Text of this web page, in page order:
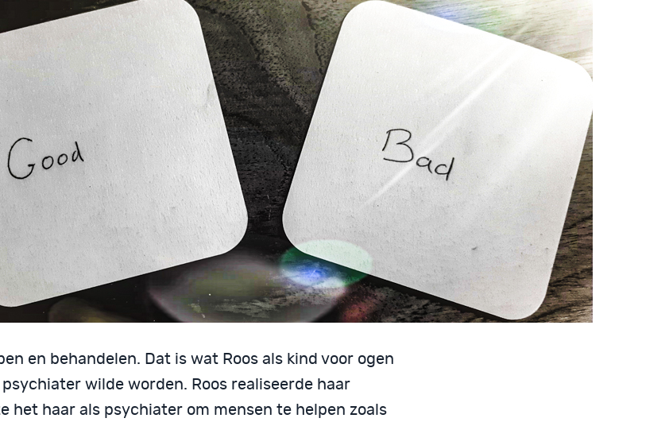
en behandelen. Dat is wat Roos als kind voor ogen
psychiater wilde worden. Roos realiseerde haar
het haar als psychiater om mensen te helpen zoals